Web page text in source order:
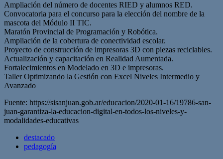
Ampliación del número de docentes RIED y alumnos RED.
Convocatoria para el concurso para la elección del nombre de la
mascota del Módulo II TIC.
Maratón Provincial de Programación y Robótica.
Ampliación de la cobertura de conectividad escolar.
Proyecto de construcción de impresoras 3D con piezas reciclables.
Actualización y capacitación en Realidad Aumentada.
Fortalecimientos en Modelado en 3D e impresoras.
Taller Optimizando la Gestión con Excel Niveles Intermedio y
Avanzado
Fuente: https://sisanjuan.gob.ar/educacion/2020-01-16/19786-san-
juan-garantiza-la-educacion-digital-en-todos-los-niveles-y-
modalidades-educativas
destacado
pedagogía